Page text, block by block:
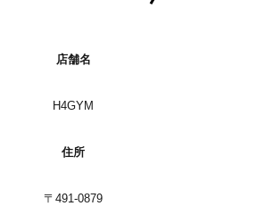
店舗名
H4GYM
住所
〒491-0879